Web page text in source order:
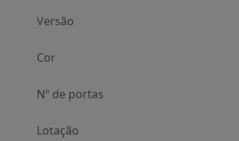
Versão
Cor
Nº de portas
Lotação